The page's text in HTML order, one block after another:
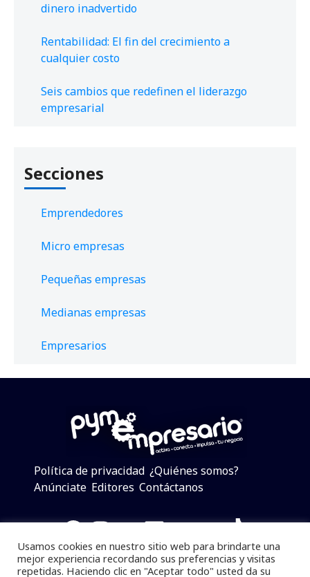
dinero inadvertido
Rentabilidad: El fin del crecimiento a
cualquier costo
Seis cambios que redefinen el liderazgo
empresarial
Secciones
Emprendedores
Micro empresas
Pequeñas empresas
Medianas empresas
Empresarios
Política de privacidad ¿Quiénes somos?
Anúnciate Editores Contáctanos
Facebook
Instagram
Twitter
LinkedIn
Telegram
YouTube
TikTok
Usamos cookies en nuestro sitio web para brindarte una
mejor experiencia recordando sus preferencias y visitas
repetidas. Haciendo clic en "Aceptar todo" usted da su